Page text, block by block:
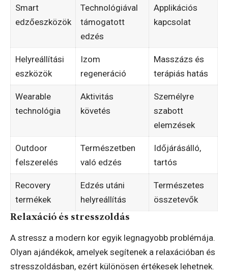
Smart
edzőeszközök
Technológiával
támogatott
edzés
Applikációs
kapcsolat
Helyreállítási
eszközök
Izom
regeneráció
Masszázs és
terápiás hatás
Wearable
technológia
Aktivitás
követés
Személyre
szabott
elemzések
Outdoor
felszerelés
Természetben
való edzés
Időjárásálló,
tartós
Recovery
termékek
Edzés utáni
helyreállítás
Természetes
összetevők
Relaxáció és stresszoldás
A stressz a modern kor egyik legnagyobb problémája.
Olyan ajándékok, amelyek segítenek a relaxációban és
stresszoldásban, ezért különösen értékesek lehetnek.